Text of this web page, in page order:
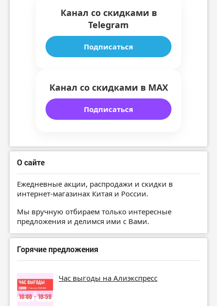
Канал со скидками в
Telegram
Подписаться
Канал со скидками в MAX
Подписаться
О сайте
Ежедневные акции, распродажи и скидки в
интернет-магазинах Китая и России.
Мы вручную отбираем только интересные
предложения и делимся ими с Вами.
Горячие предложения
Час выгоды на Алиэкспресс